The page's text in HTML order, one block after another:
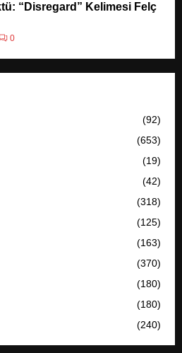
“Disregard” Kelimesi Felç
0
(92)
(653)
(19)
(42)
(318)
(125)
(163)
(370)
(180)
(180)
(240)